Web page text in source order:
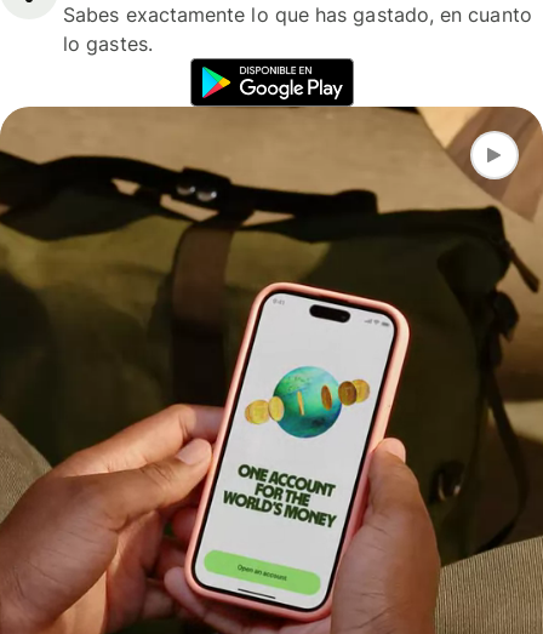
Sabes exactamente lo que has gastado, en cuanto
lo gastes.